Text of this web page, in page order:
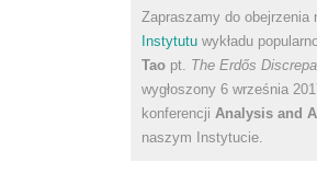
Zapraszamy do obejrzenia
Instytutu wykładu
Tao pt. The Erdős
wygłoszony 6 września
konferencji Analysis and
naszym Instytucie.